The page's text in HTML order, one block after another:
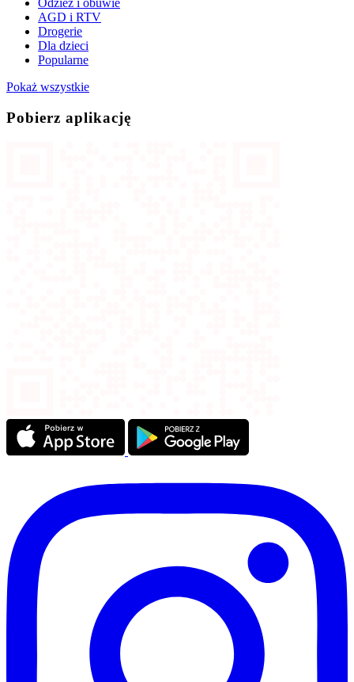
Odzież i obuwie
AGD i RTV
Drogerie
Dla dzieci
Popularne
Pokaż wszystkie
Pobierz aplikację